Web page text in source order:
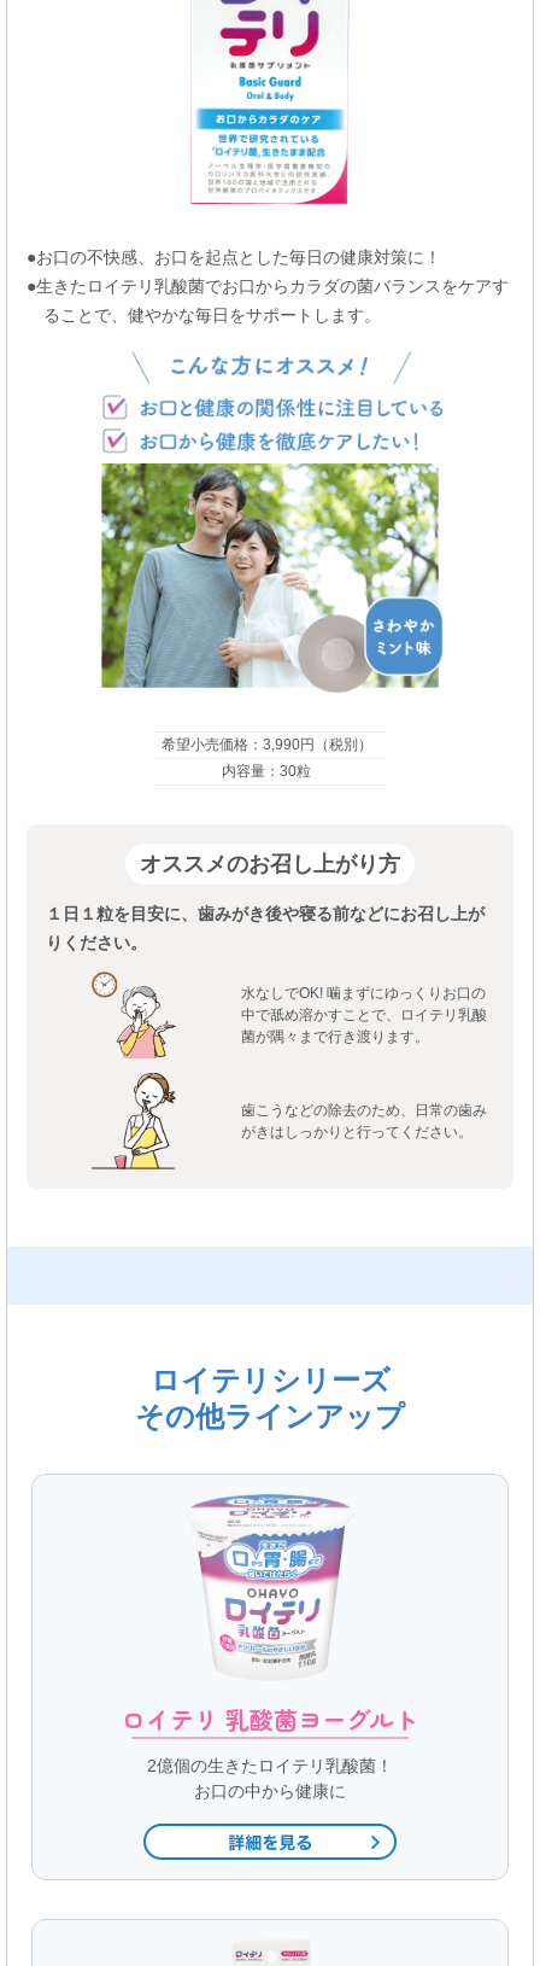
●お口の不快感、お口を起点とした毎日の健康対策に！
●生きたロイテリ乳酸菌でお口からカラダの菌バランスをケアす
ることで、健やかな毎日をサポートします。
希望小売価格：3,990円（税別）
内容量：30粒
オススメのお召し上がり方
１日１粒を目安に、歯みがき後や寝る前などにお召し上が
りください。
水なしでOK! 噛まずにゆっくりお口の
中で舐め溶かすことで、ロイテリ乳酸
菌が隅々まで行き渡ります。
歯こうなどの除去のため、日常の歯み
がきはしっかりと行ってください。
ロイテリシリーズ
その他ラインアップ
ロイテリ 乳酸菌ヨーグルト
2億個の生きたロイテリ乳酸菌！
お口の中から健康に